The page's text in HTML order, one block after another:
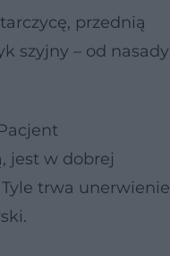
przednią
szyjny – od nasady
jest w dobrej
trwa unerwienie